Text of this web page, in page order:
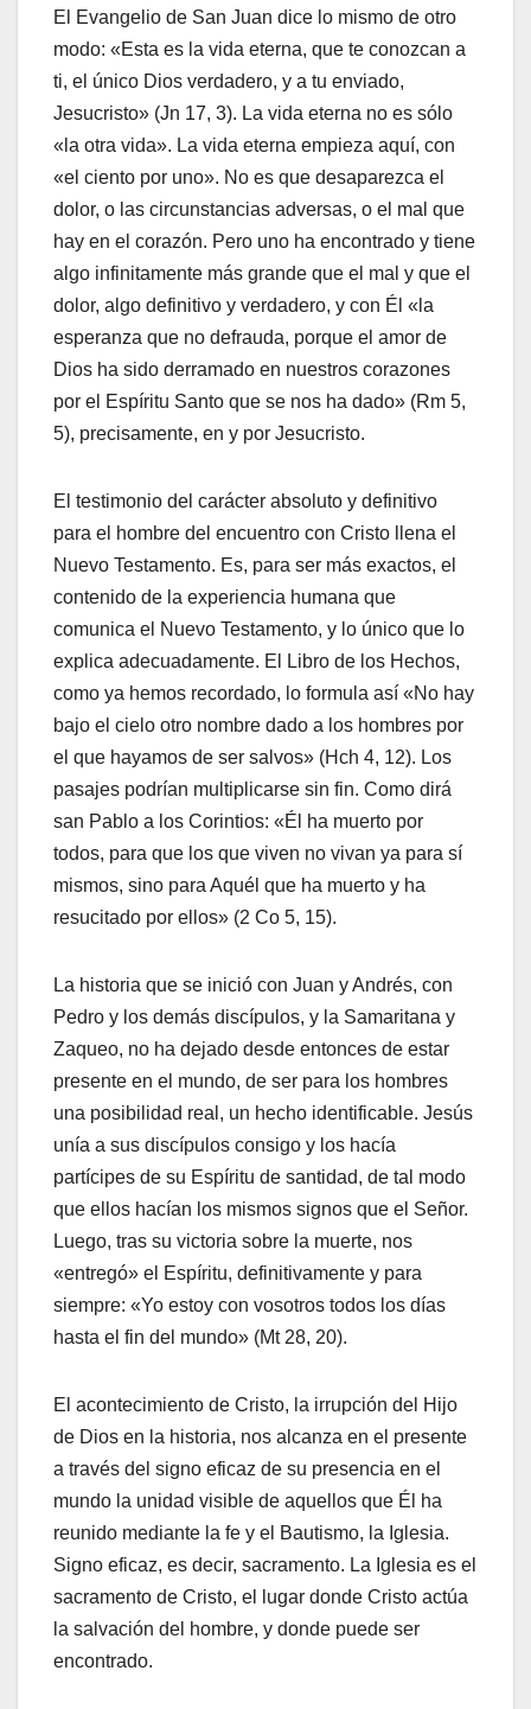
El Evangelio de San Juan dice lo mismo de otro
modo: «Esta es la vida eterna, que te conozcan a
ti, el único Dios verdadero, y a tu enviado,
Jesucristo» (Jn 17, 3). La vida eterna no es sólo
«la otra vida». La vida eterna empieza aquí, con
«el ciento por uno». No es que desaparezca el
dolor, o las circunstancias adversas, o el mal que
hay en el corazón. Pero uno ha encontrado y tiene
algo infinitamente más grande que el mal y que el
dolor, algo definitivo y verdadero, y con Él «la
esperanza que no defrauda, porque el amor de
Dios ha sido derramado en nuestros corazones
por el Espíritu Santo que se nos ha dado» (Rm 5,
5), precisamente, en y por Jesucristo.
El testimonio del carácter absoluto y definitivo
para el hombre del encuentro con Cristo llena el
Nuevo Testamento. Es, para ser más exactos, el
contenido de la experiencia humana que
comunica el Nuevo Testamento, y lo único que lo
explica adecuadamente. El Libro de los Hechos,
como ya hemos recordado, lo formula así «No hay
bajo el cielo otro nombre dado a los hombres por
el que hayamos de ser salvos» (Hch 4, 12). Los
pasajes podrían multiplicarse sin fin. Como dirá
san Pablo a los Corintios: «Él ha muerto por
todos, para que los que viven no vivan ya para sí
mismos, sino para Aquél que ha muerto y ha
resucitado por ellos» (2 Co 5, 15).
La historia que se inició con Juan y Andrés, con
Pedro y los demás discípulos, y la Samaritana y
Zaqueo, no ha dejado desde entonces de estar
presente en el mundo, de ser para los hombres
una posibilidad real, un hecho identificable. Jesús
unía a sus discípulos consigo y los hacía
partícipes de su Espíritu de santidad, de tal modo
que ellos hacían los mismos signos que el Señor.
Luego, tras su victoria sobre la muerte, nos
«entregó» el Espíritu, definitivamente y para
siempre: «Yo estoy con vosotros todos los días
hasta el fin del mundo» (Mt 28, 20).
El acontecimiento de Cristo, la irrupción del Hijo
de Dios en la historia, nos alcanza en el presente
a través del signo eficaz de su presencia en el
mundo la unidad visible de aquellos que Él ha
reunido mediante la fe y el Bautismo, la Iglesia.
Signo eficaz, es decir, sacramento. La Iglesia es el
sacramento de Cristo, el lugar donde Cristo actúa
la salvación del hombre, y donde puede ser
encontrado.